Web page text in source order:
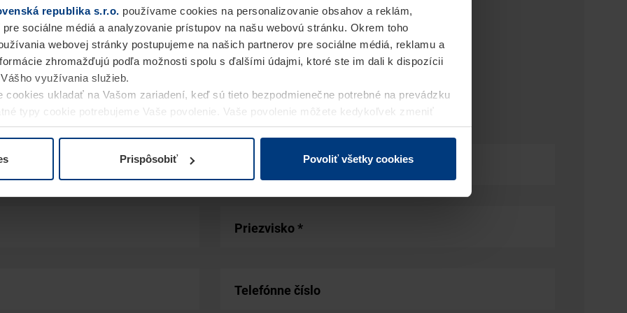
republika s.r.o. používame cookies na personalizovanie obsahov a reklám,
sociálne médiá a analyzovanie prístupov na našu webovú stránku. Okrem toho
webovej stránky postupujeme na našich partnerov pre sociálne médiá, reklamu a
zhromažďujú podľa možnosti spolu s ďalšími údajmi, ktoré ste im dali k dispozícii
využívania služieb.
cookies ukladať na Vašom zariadení, keď sú tieto bezpodmienečne potrebné na prevádzku
typy cookie potrebujeme Vaše povolenie. Vaše povolenie môžete kedykoľvek zmeniť
na stránkeVyhlásenie o ochrane osobných údajovnašej webovej stránky.
Prispôsobiť Povoliť všetky cookies
Priezvisko*
Telefónne číslo